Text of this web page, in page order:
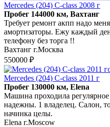
Mercedes (204) C-class 2008 г
Пробег 144000 км, Вахтанг
Требует ремонт акпп надо
амортизаторы. Ежу каждый
телефону без торга !!
Вахтанг г.Москва
550000 ₽
Mercedes (204) C-class 2011 г
Пробег 130000 км, Elena
Машина проходила
надежны. 1 владелец. Салон,
начинка целы.
Elena г.Moscow